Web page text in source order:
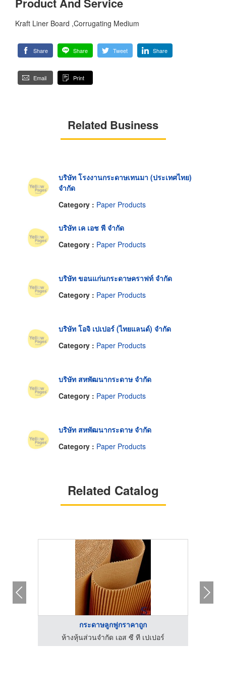
Kraft Liner Board ,Corrugating Medium
Share Share Tweet Share
Email Print
Related Business
บริษัท โรงงานกระดาษเทนมา (ประเทศไทย)
จำกัด
Category : Paper Products
บริษัท เค เอช พี จำกัด
Category : Paper Products
บริษัท ขอนแก่นกระดาษคราฟท์ จำกัด
Category : Paper Products
บริษัท โอจิ เปเปอร์ (ไทยแลนด์) จำกัด
Category : Paper Products
บริษัท สหพัฒนากระดาษ จำกัด
Category : Paper Products
บริษัท สหพัฒนากระดาษ จำกัด
Category : Paper Products
Related Catalog
กระดาษลูกฟูกราคาถูก
ห้างหุ้นส่วนจำกัด เอส ซี ที เปเปอร์